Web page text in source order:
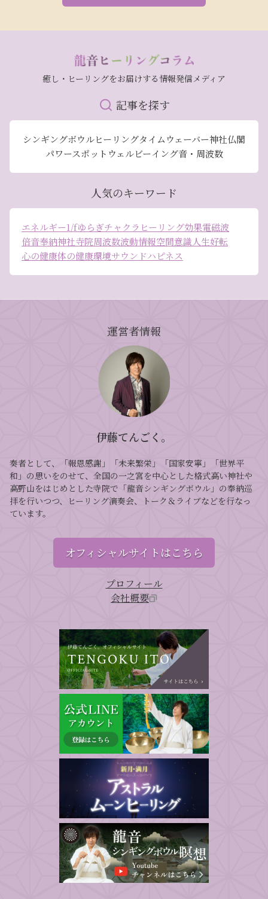
癒し・ヒーリングをお届けする情報発信メディア
記事を探す
シンギングボウルヒーリングタイムウェーバー神社仏閣
パワースポット ウェルビーイング音・周波数
人気のキーワード
エネルギー1/fゆらぎチャクラ ヒーリング効果電磁波
倍音奉納神社寺院周波数波動情報空間意識人生好転
心の健康体の健康環境サウンドハピネス
運営者情報
伊藤てんごく。
奏者として、「報恩感謝」「未来繁栄」「国家安寧」「世界平
和」の思いをのせて、全国の一之宮を中心とした格式高い神社や
高野山をはじめとした寺院で「龍音シンギングボウル」の奉納巡
拝を行いつつ、ヒーリング演奏会、トーク＆ライブなどを行なっ
ています。
オフィシャルサイトはこちら
プロフィール
会社概要